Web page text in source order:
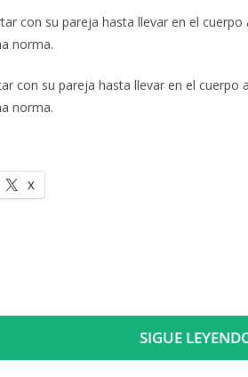
con su pareja hasta llevar en el
norma.
con su pareja hasta llevar en el
norma.
X
SIGUE